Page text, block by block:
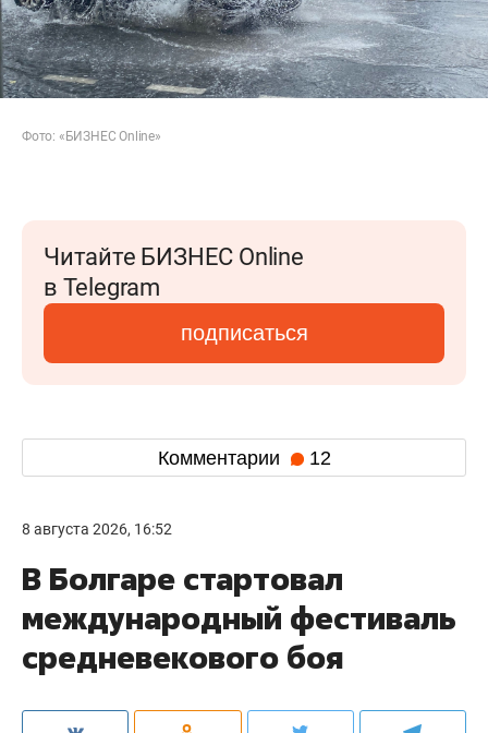
Фото: «БИЗНЕС Online»
Читайте БИЗНЕС Online
в Telegram
подписаться
Комментарии 12
8 августа 2026, 16:52
В Болгаре стартовал
международный фестиваль
средневекового боя